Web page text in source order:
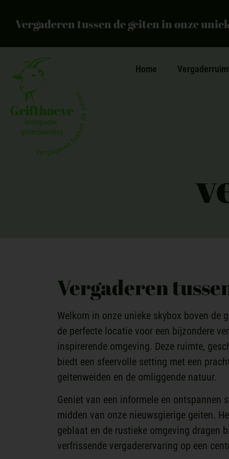
Vergaderen tussen de geiten in onze
Home
Vergaderen
Welkom in onze unieke skybox boven de
de perfecte locatie voor een bijzondere
inspirerende omgeving. Deze ruimte,
biedt een sfeervolle setting met een
geitenweiden en de omliggende natuur.
Geniet van een informele en ontspannen
midden van onze nieuwsgierige geiten.
geblaat en de rustieke omgeving dragen
verfrissende vergaderervaring op een